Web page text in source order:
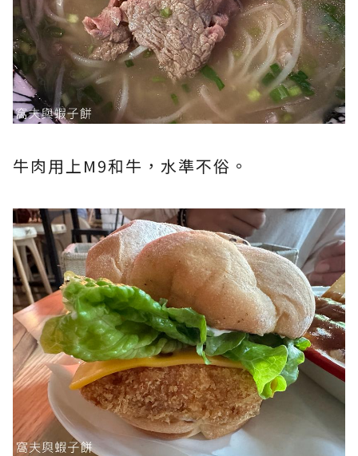
牛肉用上M9和牛，水準不俗。